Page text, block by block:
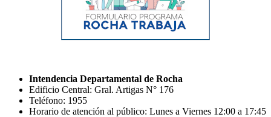
Intendencia Departamental de Rocha
Edificio Central: Gral. Artigas N° 176
Teléfono: 1955
Horario de atención al público: Lunes a Viernes 12:00 a 17:45